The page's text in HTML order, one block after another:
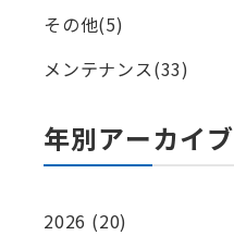
その他(5)
メンテナンス(33)
年別アーカイブ
2026 (20)